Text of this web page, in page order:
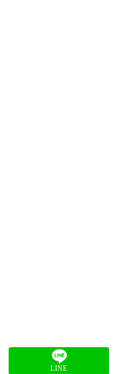
LINE